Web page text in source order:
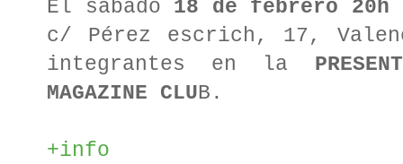
El sábado 18 de febrero 20h
c/ Pérez escrich, 17,
integrantes en la
MAGAZINE CLUB.
+info